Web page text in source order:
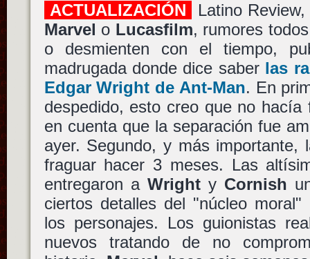
ACTUALIZACIÓN
Latino
Marvel o Lucasfilm, rumores
o desmienten con el tiempo,
madrugada donde dice saber las
Edgar Wright de Ant-Man. En
despedido, esto creo que no hacía
en cuenta que la separación fue
ayer. Segundo, y más importante,
fraguar hacer 3 meses. Las
entregaron a Wrighty Cornish
ciertos detalles del "núcleo
los personajes. Los guionistas
nuevos tratando de no